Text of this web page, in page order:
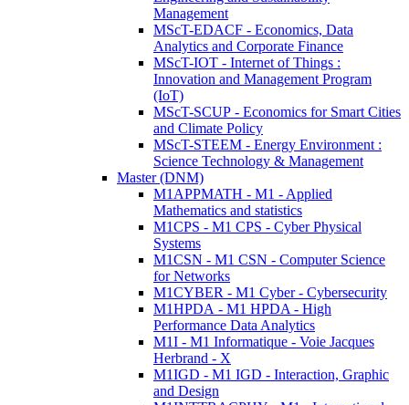
Management
MScT-EDACF - Economics, Data
Analytics and Corporate Finance
MScT-IOT - Internet of Things :
Innovation and Management Program
(IoT)
MScT-SCUP - Economics for Smart Cities
and Climate Policy
MScT-STEEM - Energy Environment :
Science Technology & Management
Master (DNM)
M1APPMATH - M1 - Applied
Mathematics and statistics
M1CPS - M1 CPS - Cyber Physical
Systems
M1CSN - M1 CSN - Computer Science
for Networks
M1CYBER - M1 Cyber - Cybersecurity
M1HPDA - M1 HPDA - High
Performance Data Analytics
M1I - M1 Informatique - Voie Jacques
Herbrand - X
M1IGD - M1 IGD - Interaction, Graphic
and Design